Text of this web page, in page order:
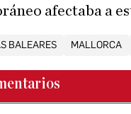
afectaba a
BALEARES MALLORCA